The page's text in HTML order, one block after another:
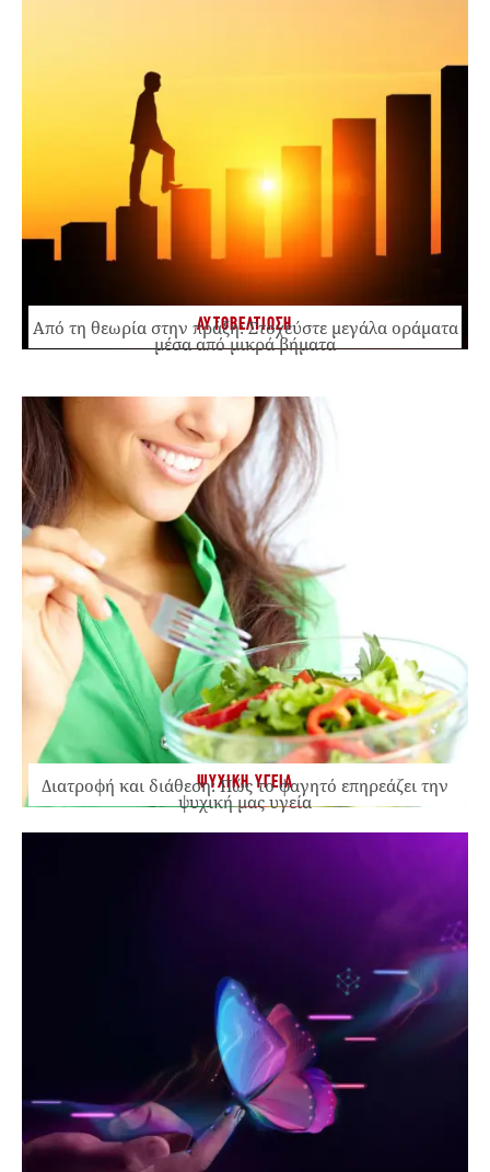
ΑΥΤΟΒΕΛΤΙΩΣΗ
Από τη θεωρία στην πράξη: Στοχεύστε μεγάλα οράματα
μέσα από μικρά βήματα
ΨΥΧΙΚΗ ΥΓΕΙΑ
Διατροφή και διάθεση: Πώς το φαγητό επηρεάζει την
ψυχική μας υγεία